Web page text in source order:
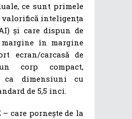
ce sunt primele
valorifică inteligența
și care dispun de
în margine
ecran/carcasă de
corp compact,
ca dimensiuni cu
de 5,5 inci.
– care pornește de la